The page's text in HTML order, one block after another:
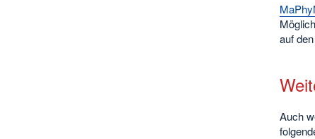
auf
Auch